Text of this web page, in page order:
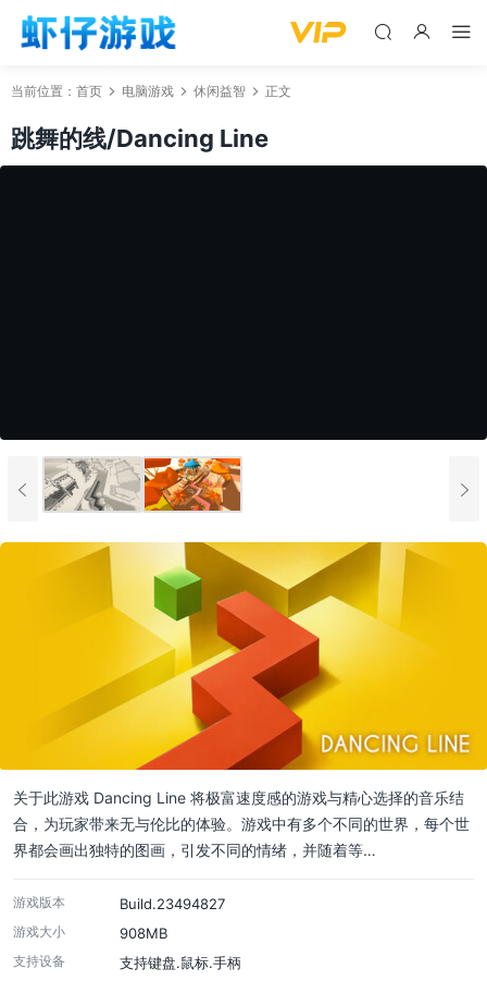
当前位置： 首页 电脑游戏 休闲益智 正文
跳舞的线/Dancing Line
关于此游戏 Dancing Line 将极富速度感的游戏与精心选择的音乐结
合，为玩家带来无与伦比的体验。游戏中有多个不同的世界，每个世
界都会画出独特的图画，引发不同的情绪，并随着等…
游戏版本 Build.23494827
游戏大小 908MB
支持设备 支持键盘.鼠标.手柄